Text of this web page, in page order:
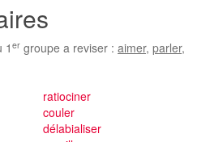
1 er groupe a reviser : aimer, parler,
ratiociner
couler
délabialiser